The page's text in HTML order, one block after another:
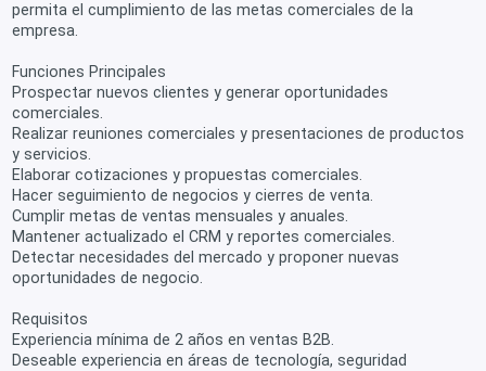
permita el cumplimiento de las metas comerciales de la
empresa.
Funciones Principales
Prospectar nuevos clientes y generar oportunidades
comerciales.
Realizar reuniones comerciales y presentaciones de productos
y servicios.
Elaborar cotizaciones y propuestas comerciales.
Hacer seguimiento de negocios y cierres de venta.
Cumplir metas de ventas mensuales y anuales.
Mantener actualizado el CRM y reportes comerciales.
Detectar necesidades del mercado y proponer nuevas
oportunidades de negocio.
Requisitos
Experiencia mínima de 2 años en ventas B2B.
Deseable experiencia en áreas de tecnología, seguridad